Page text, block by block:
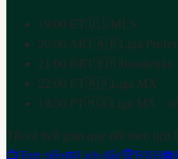
19:00 ET🇺🇸MLS
20:00 ART🇦🇷Liga
21:00 BRT🇧🇷Brasileirão
22:00 ET🇲🇽Liga MX
19:30 PT🇲🇽Liga MX ·
Tất cả thời gian quy đổi theo
📺Trực tiếp📅Lịch đấu🏆BXH⚽